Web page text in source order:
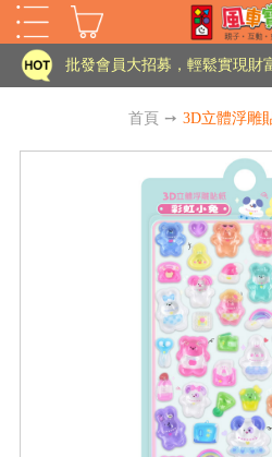
批發會員大招募，輕鬆實現財
老師您好!!幼教會員火熱招募
海外購物免煩惱！點我查看『
批發會員大招募，輕鬆實現財
老師您好!!幼教會員火熱招募
海外購物免煩惱！點我查看『
首頁 ➙ 3D立體浮雕